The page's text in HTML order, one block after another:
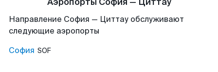
Направление София — Циттау обслуживают
следующие аэропорты
София SOF